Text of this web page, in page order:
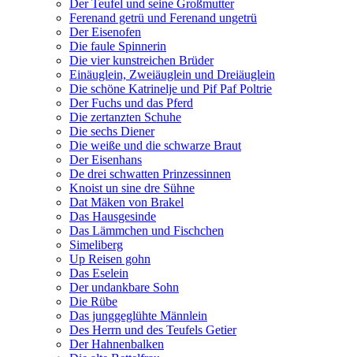
Der Teufel und seine Großmutter
Ferenand getrü und Ferenand ungetrü
Der Eisenofen
Die faule Spinnerin
Die vier kunstreichen Brüder
Einäuglein, Zweiäuglein und Dreiäuglein
Die schöne Katrinelje und Pif Paf Poltrie
Der Fuchs und das Pferd
Die zertanzten Schuhe
Die sechs Diener
Die weiße und die schwarze Braut
Der Eisenhans
De drei schwatten Prinzessinnen
Knoist un sine dre Sühne
Dat Mäken von Brakel
Das Hausgesinde
Das Lämmchen und Fischchen
Simeliberg
Up Reisen gohn
Das Eselein
Der undankbare Sohn
Die Rübe
Das junggeglühte Männlein
Des Herrn und des Teufels Getier
Der Hahnenbalken